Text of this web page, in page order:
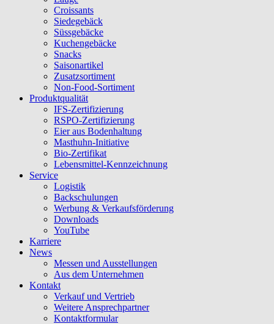
Croissants
Siedegebäck
Süssgebäcke
Kuchengebäcke
Snacks
Saisonartikel
Zusatzsortiment
Non-Food-Sortiment
Produktqualität
IFS-Zertifizierung
RSPO-Zertifizierung
Eier aus Bodenhaltung
Masthuhn-Initiative
Bio-Zertifikat
Lebensmittel-Kennzeichnung
Service
Logistik
Backschulungen
Werbung & Verkaufsförderung
Downloads
YouTube
Karriere
News
Messen und Ausstellungen
Aus dem Unternehmen
Kontakt
Verkauf und Vertrieb
Weitere Ansprechpartner
Kontaktformular